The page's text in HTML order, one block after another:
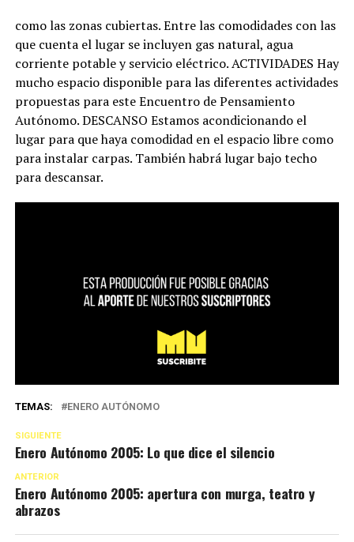
como las zonas cubiertas. Entre las comodidades con las
que cuenta el lugar se incluyen gas natural, agua
corriente potable y servicio eléctrico. ACTIVIDADES Hay
mucho espacio disponible para las diferentes actividades
propuestas para este Encuentro de Pensamiento
Autónomo. DESCANSO Estamos acondicionando el
lugar para que haya comodidad en el espacio libre como
para instalar carpas. También habrá lugar bajo techo
para descansar.
TEMAS: ENERO AUTÓNOMO
SIGUIENTE
Enero Autónomo 2005: Lo que dice el silencio
ANTERIOR
Enero Autónomo 2005: apertura con murga, teatro y
abrazos